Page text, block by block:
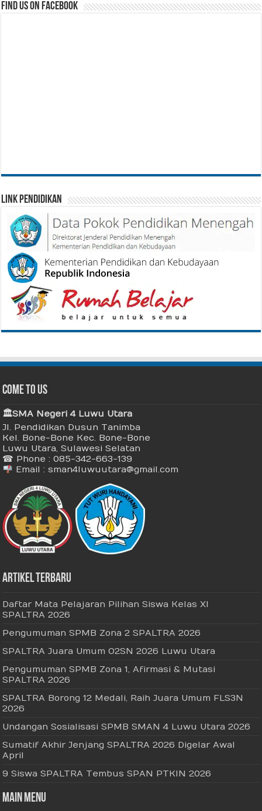
Find us on Facebook
Link Pendidikan
Come To Us
🏛 SMA Negeri 4 Luwu Utara
Jl. Pendidikan Dusun Tanimba
Kel. Bone-Bone Kec. Bone-Bone
Luwu Utara, Sulawesi Selatan
☎ Phone : 085-342-663-139
Email : sman4luwuutara@gmail.com
Artikel Terbaru
Daftar Mata Pelajaran Pilihan Siswa Kelas XI
SPALTRA 2026
Pengumuman SPMB Zona 2 SPALTRA 2026
SPALTRA Juara Umum O2SN 2026 Luwu Utara
Pengumuman SPMB Zona 1, Afirmasi & Mutasi
SPALTRA 2026
SPALTRA Borong 12 Medali, Raih Juara Umum FLS3N
2026
Undangan Sosialisasi SPMB SMAN 4 Luwu Utara 2026
Sumatif Akhir Jenjang SPALTRA 2026 Digelar Awal
April
9 Siswa SPALTRA Tembus SPAN PTKIN 2026
Main Menu